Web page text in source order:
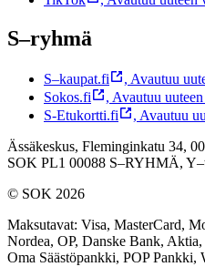
S–ryhmä
S–kaupat.fi , Avautuu
Sokos.fi
, Avautuu
S-Etukortti.fi
, Avautuu
Ässäkeskus, Fleminginkatu 34,
SOK PL1 00088 S–RYHMÄ,
© SOK 2026
Maksutavat: Visa, MasterCard,
Nordea, OP, Danske Bank,
Oma Säästöpankki, POP Pankki,